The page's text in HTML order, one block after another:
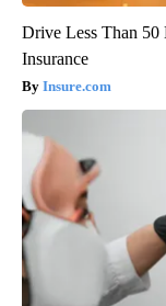
Drive Less Than 50
Insurance
Insure.com